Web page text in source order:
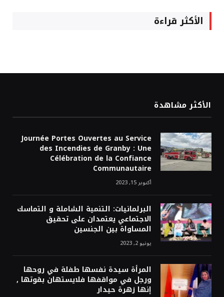
الأكثر قراءة
الأكثر مشاهدة
Journée Portes Ouvertes au Service
des Incendies de Granby : Une
Célébration de la Confiance
Communautaire
أكتوبر 15, 2023
البرلمانيات: التنمية الشاملة و التماسك
الاجتماعي يعتمدان على تحقيق
المساواة بين الجنسين
يونيو 2, 2023
المرأة سيدة نفسها طفلة في روحها
ورجل في مواقفها فلايستهان بقوتها ,
إنها زهرة حيدار